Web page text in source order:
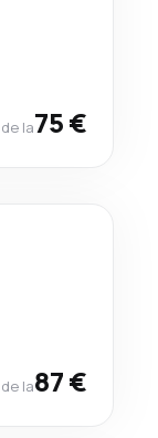
de la75 €
de la87 €